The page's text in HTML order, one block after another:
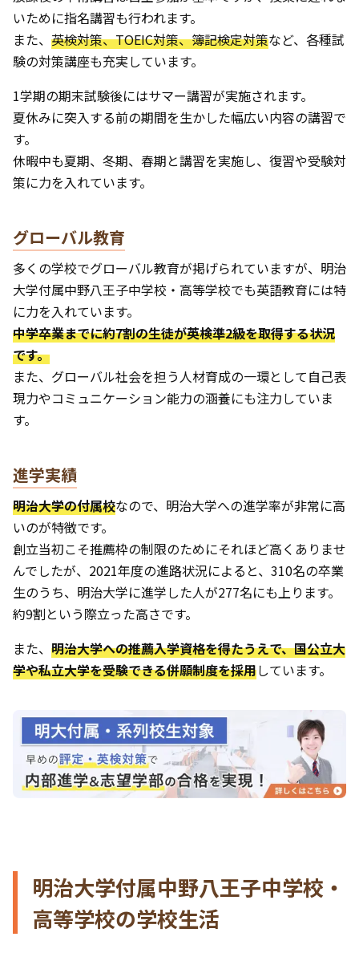
いために指名講習も行われます。
また、 英検対策、TOEIC対策、簿記検定対策など、各種試
験の対策講座も充実しています。
1学期の期末試験後にはサマー講習が実施されます。
夏休みに突入する前の期間を生かした幅広い内容の講習で
す。
休暇中も夏期、冬期、春期と講習を実施し、復習や受験対
策に力を入れています。
グローバル教育
多くの学校でグローバル教育が掲げられていますが、明治
大学付属中野八王子中学校・高等学校でも英語教育には特
に力を入れています。
中学卒業までに約7割の生徒が英検準2級を取得する状況
です。
また、グローバル社会を担う人材育成の一環として自己表
現力やコミュニケーション能力の涵養にも注力していま
す。
進学実績
明治大学の付属校なので、明治大学への進学率が非常に高
いのが特徴です。
創立当初こそ推薦枠の制限のためにそれほど高くありませ
んでしたが、2021年度の進路状況によると、310名の卒業
生のうち、明治大学に進学した人が277名にも上ります。
約9割という際立った高さです。
また、 明治大学への推薦入学資格を得たうえで、国公立大
学や私立大学を受験できる併願制度を採用しています。
明治大学付属中野八王子中学校・
高等学校の学校生活